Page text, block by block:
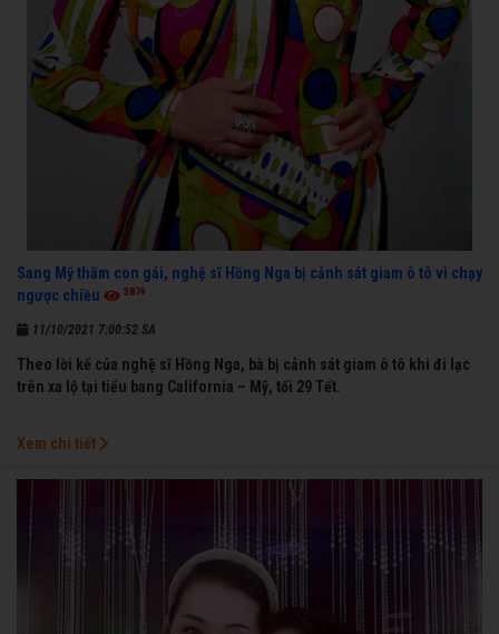
Sang Mỹ thăm con gái, nghệ sĩ Hồng Nga bị cảnh sát giam ô tô vì chạy
ngược chiều
3879
11/10/2021 7:00:52 SA
Theo lời kể của nghệ sĩ Hồng Nga, bà bị cảnh sát giam ô tô khi đi lạc
trên xa lộ tại tiểu bang California – Mỹ, tối 29 Tết.
Xem chi tiết